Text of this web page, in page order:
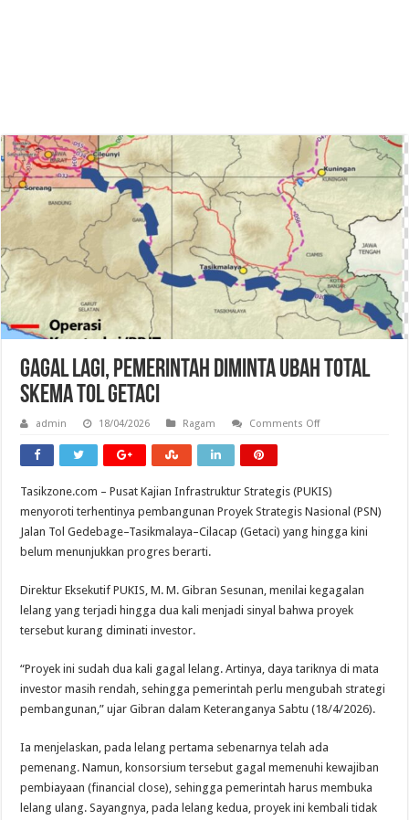
Gagal Lagi, Pemerintah Diminta Ubah Total
Skema Tol Getaci
admin 18/04/2026 Ragam Comments Offon
Total
Skema
Tol
Getaci
Tasikzone.com – Pusat Kajian Infrastruktur Strategis (PUKIS)
menyoroti terhentinya pembangunan Proyek Strategis Nasional (PSN)
Jalan Tol Gedebage–Tasikmalaya–Cilacap (Getaci) yang hingga kini
belum menunjukkan progres berarti.
Direktur Eksekutif PUKIS, M. M. Gibran Sesunan, menilai kegagalan
lelang yang terjadi hingga dua kali menjadi sinyal bahwa proyek
tersebut kurang diminati investor.
“Proyek ini sudah dua kali gagal lelang. Artinya, daya tariknya di mata
investor masih rendah, sehingga pemerintah perlu mengubah strategi
pembangunan,” ujar Gibran dalam Keteranganya Sabtu (18/4/2026).
Ia menjelaskan, pada lelang pertama sebenarnya telah ada
pemenang. Namun, konsorsium tersebut gagal memenuhi kewajiban
pembiayaan (financial close), sehingga pemerintah harus membuka
lelang ulang. Sayangnya, pada lelang kedua, proyek ini kembali tidak